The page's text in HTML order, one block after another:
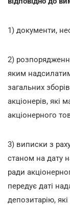
1) документи,
2)
яким
загальних
акціонерів, які
акціонерного
3) виписки з
станом на дату
ради
передує даті
депозитарію,